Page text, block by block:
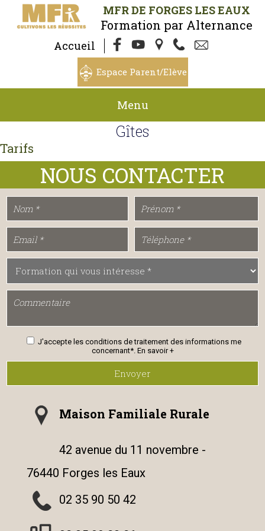
MFR DE FORGES LES EAUX
Formation par Alternance
Accueil
Espace Parent/Elève
Menu
Gîtes
Tarifs
J'accepte les conditions de traitement des informations me
concernant*. En savoir +
Envoyer
Maison Familiale Rurale
42 avenue du 11 novembre -
76440 Forges les Eaux
02 35 90 50 42